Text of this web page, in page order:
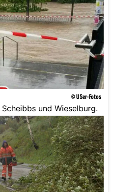
© USer-Fotos
und Wieselburg.